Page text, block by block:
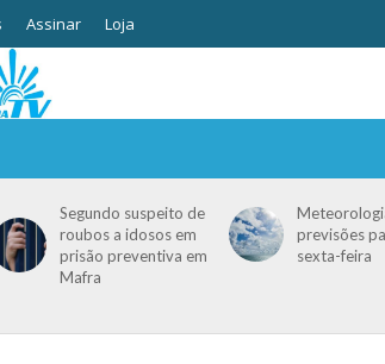
Assinar Loja
Segundo suspeito de
roubos a idosos em
prisão preventiva em
Mafra
previsões
sexta-feira